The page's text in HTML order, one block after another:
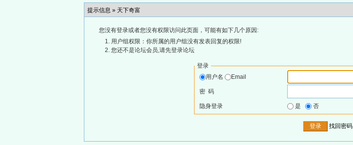
提示信息 » 天下奇富
您没有登录或者您没有权限访问此页面，可能有如下几个原因:
用户组权限：你所属的用户组没有发表回复的权限!
您还不是论坛会员,请先登录论坛
登录
用户名
Email
密 码
隐身登录 是 否
找回密码